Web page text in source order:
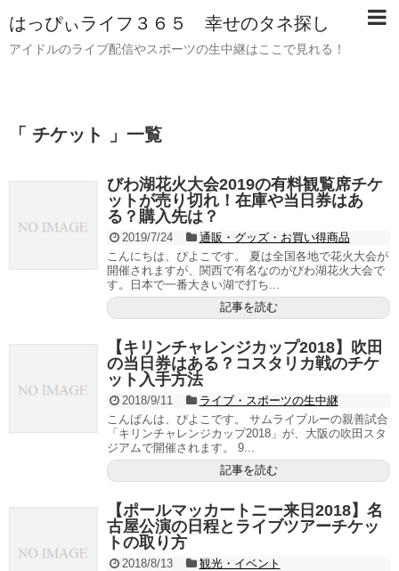
はっぴぃライフ３６５ 幸せのタネ探し
アイドルのライブ配信やスポーツの生中継はここで見れる！
「 チケット 」一覧
びわ湖花火大会2019の有料観覧席チケ
ットが売り切れ！在庫や当日券はあ
る？購入先は？
2019/7/24
通販・グッズ・お買い得商品
こんにちは、ぴよこです。 夏は全国各地で花火大会が
開催されますが、関西で有名なのがびわ湖花火大会で
す。日本で一番大きい湖で打ち...
記事を読む
【キリンチャレンジカップ2018】吹田
の当日券はある？コスタリカ戦のチケ
ット入手方法
2018/9/11
ライブ・スポーツの生中継
こんばんは、ぴよこです。 サムライブルーの親善試合
「キリンチャレンジカップ2018」が、大阪の吹田スタ
ジアムで開催されます。 9...
記事を読む
【ポールマッカートニー来日2018】名
古屋公演の日程とライブツアーチケッ
トの取り方
2018/8/13
観光・イベント